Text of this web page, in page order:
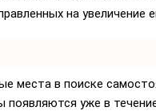
на
места в поиске
появляются уже в